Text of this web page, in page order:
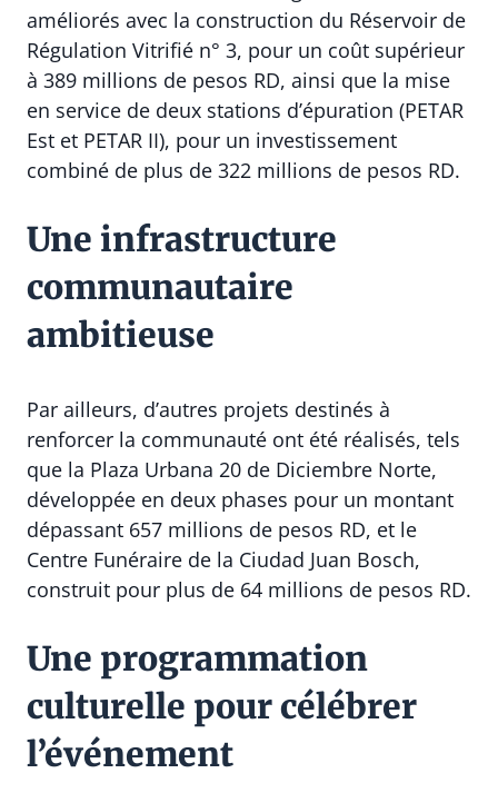
améliorés avec la construction du Réservoir de
Régulation Vitrifié n° 3, pour un coût supérieur
à 389 millions de pesos RD, ainsi que la mise
en service de deux stations d’épuration (PETAR
Est et PETAR II), pour un investissement
combiné de plus de 322 millions de pesos RD.
Une infrastructure
communautaire
ambitieuse
Par ailleurs, d’autres projets destinés à
renforcer la communauté ont été réalisés, tels
que la Plaza Urbana 20 de Diciembre Norte,
développée en deux phases pour un montant
dépassant 657 millions de pesos RD, et le
Centre Funéraire de la Ciudad Juan Bosch,
construit pour plus de 64 millions de pesos RD.
Une programmation
culturelle pour célébrer
l’événement